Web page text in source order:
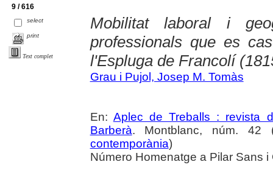
9 / 616
select
print
Text complet
Mobilitat laboral i
professionals que es
l'Espluga de Francolí
Grau i Pujol, Josep M. Tomàs
En: Aplec de Treballs : revista
Barberà. Montblanc, núm.
contemporània)
Número Homenatge a Pilar Sans